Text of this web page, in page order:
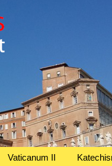
Vaticanum II